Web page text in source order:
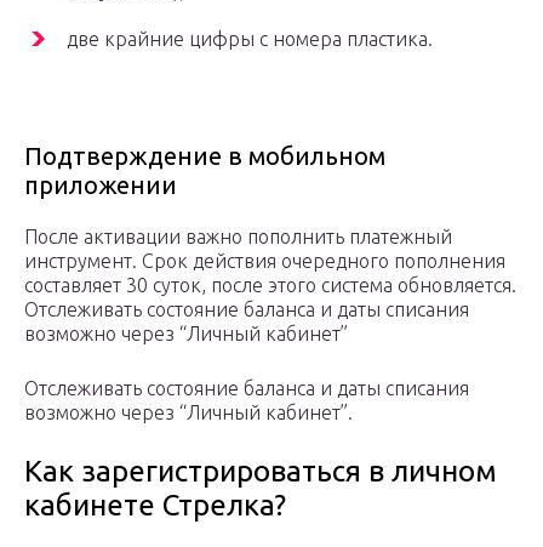
две крайние цифры с номера пластика.
Подтверждение в мобильном
приложении
После активации важно пополнить платежный
инструмент. Срок действия очередного пополнения
составляет 30 суток, после этого система обновляется.
Отслеживать состояние баланса и даты списания
возможно через “Личный кабинет”
Отслеживать состояние баланса и даты списания
возможно через “Личный кабинет”.
Как зарегистрироваться в личном
кабинете Стрелка?